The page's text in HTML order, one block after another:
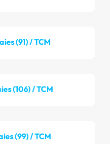
(91) / TCM
(106) / TCM
(99) / TCM